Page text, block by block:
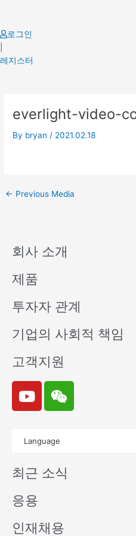
content
로그인
레지스터
everlight-video-
By bryan / 2021.02.18
navigation
← Previous Media
회사 소개
제품
투자자 관계
기업의 사회적 책임
고객지원
Y
o
u
e
W
e
i
n
Language
최근 소식
응용
인재채용